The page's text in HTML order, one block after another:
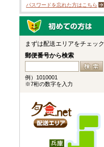
パスワードを忘れた方はこちら
まずは配送エリアをチェック
郵便番号から検索
例）1010001
※7桁の数字を入力